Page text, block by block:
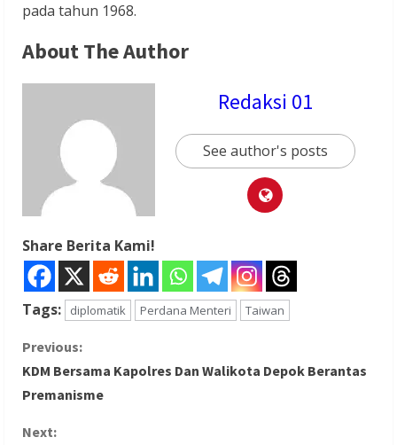
pada tahun 1968.
About The Author
Redaksi 01
See author's posts
Share Berita Kami!
Tags: diplomatik Perdana Menteri Taiwan
C
o
n
Previous:
KDM Bersama Kapolres Dan Walikota Depok Berantas
Premanisme
Next: